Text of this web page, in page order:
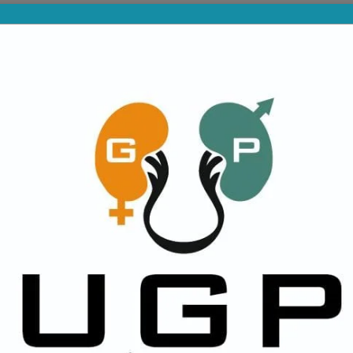
PROVINCIALES DIVISIONES INFERIORES